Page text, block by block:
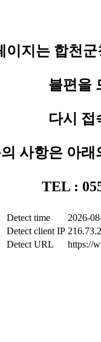
이지는 합천
불편을
다시 접
사항은 아
TEL :
Detect time
2026-
Detect client IP
Detect URL
https://